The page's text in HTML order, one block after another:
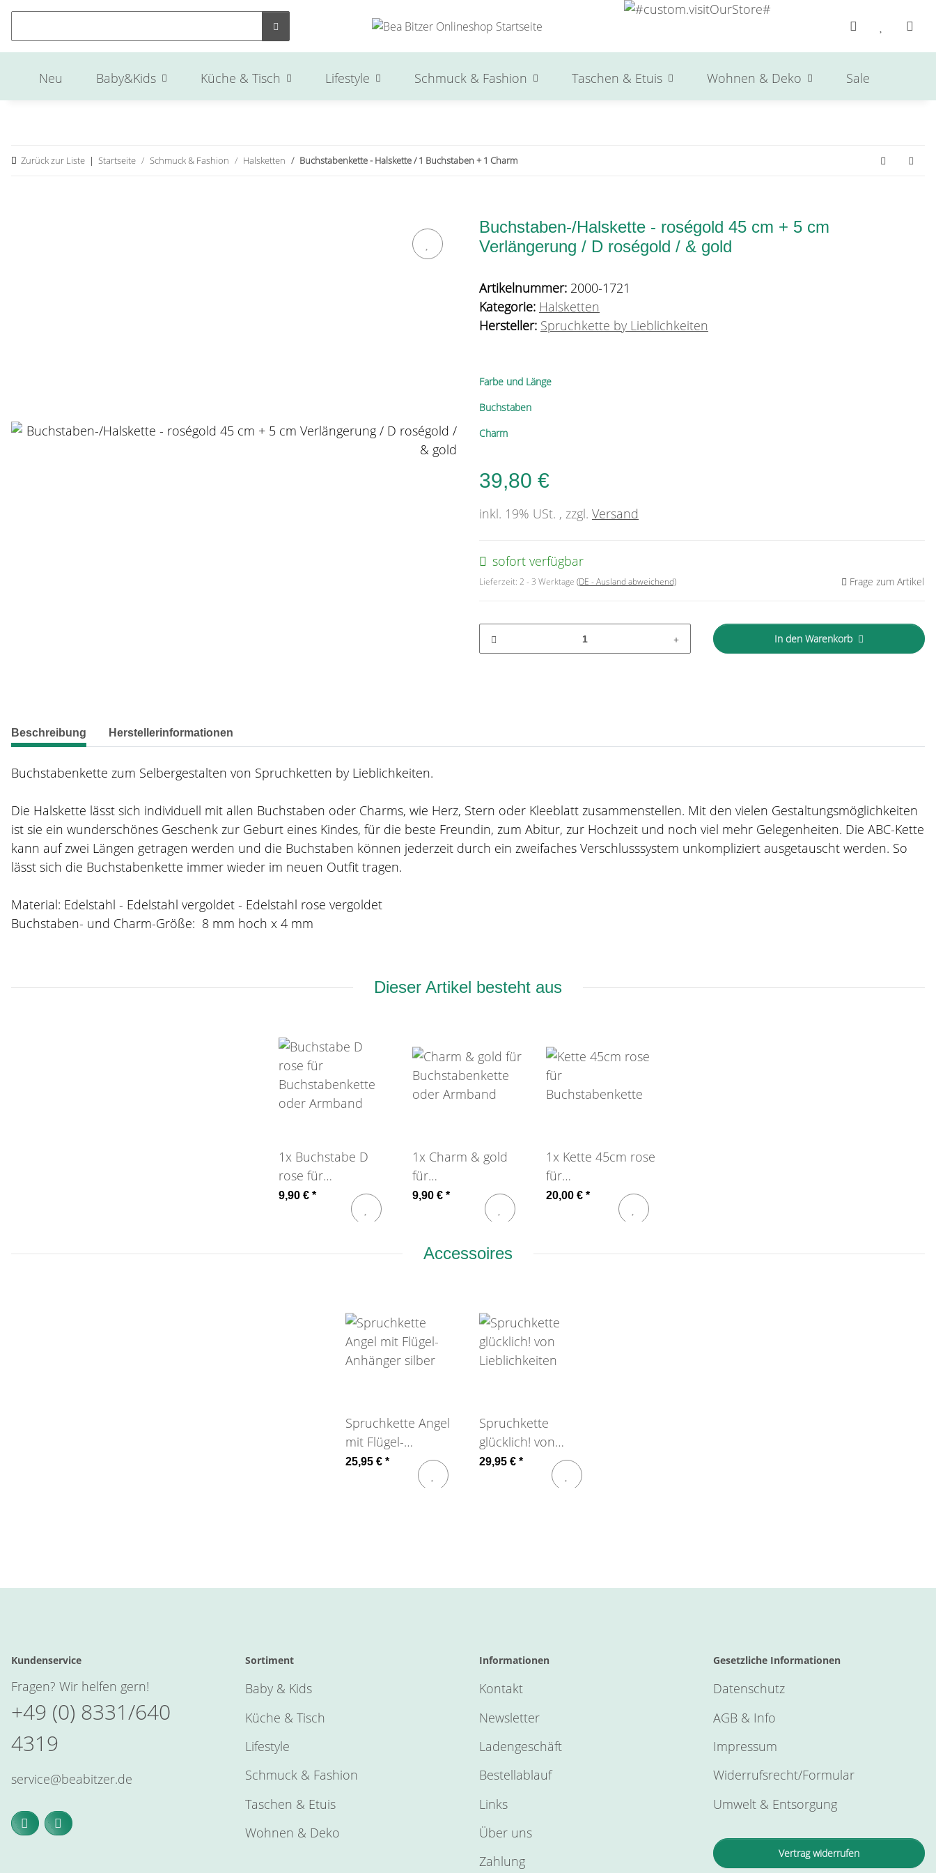
Neu Baby&Kids Küche & Tisch Lifestyle Schmuck & Fashion Taschen & Etuis Wohnen & Deko Sale
Zurück zur Liste Startseite Schmuck & Fashion Halsketten Buchstabenkette - Halskette / 1 Buchstaben + 1 Charm
Buchstaben-/Halskette - roségold 45 cm + 5 cm
Verlängerung / D roségold / & gold
Artikelnummer: 2000-1721
Kategorie: Halsketten
Hersteller: Spruchkette by Lieblichkeiten
Farbe und Länge
Buchstaben
Charm
39,80 €
inkl. 19% USt. , zzgl. Versand
sofort verfügbar
Lieferzeit: 2 - 3 Werktage (DE - Ausland abweichend) Frage zum Artikel
In den Warenkorb
weitere Registerkarten anzeigen
Beschreibung Herstellerinformationen
Buchstabenkette zum Selbergestalten von Spruchketten by Lieblichkeiten.
Die Halskette lässt sich individuell mit allen Buchstaben oder Charms, wie Herz, Stern oder Kleeblatt zusammenstellen. Mit den vielen Gestaltungsmöglichkeiten
ist sie ein wunderschönes Geschenk zur Geburt eines Kindes, für die beste Freundin, zum Abitur, zur Hochzeit und noch viel mehr Gelegenheiten. Die ABC-Kette
kann auf zwei Längen getragen werden und die Buchstaben können jederzeit durch ein zweifaches Verschlusssystem unkompliziert ausgetauscht werden. So
lässt sich die Buchstabenkette immer wieder im neuen Outfit tragen.
Material: Edelstahl - Edelstahl vergoldet - Edelstahl rose vergoldet
Buchstaben- und Charm-Größe: 8 mm hoch x 4 mm
Dieser Artikel besteht aus
1x Buchstabe D
rose für
Buchstabenkette
oder Armband
9,90 € *
1x Charm & gold
für
Buchstabenkette
oder Armband
9,90 € *
1x Kette 45cm rose
für
Buchstabenkette
20,00 € *
Accessoires
Spruchkette Angel
mit Flügel-
Anhänger silber
25,95 € *
Spruchkette
glücklich! von
Lieblichkeiten
29,95 € *
Kundenservice
Fragen? Wir helfen gern!
+49 (0) 8331/640
4319
service@beabitzer.de
Sortiment
Baby & Kids
Küche & Tisch
Lifestyle
Schmuck & Fashion
Taschen & Etuis
Wohnen & Deko
Informationen
Kontakt
Newsletter
Ladengeschäft
Bestellablauf
Links
Über uns
Zahlung
Gesetzliche Informationen
Datenschutz
AGB & Info
Impressum
Widerrufsrecht/Formular
Umwelt & Entsorgung
Vertrag widerrufen